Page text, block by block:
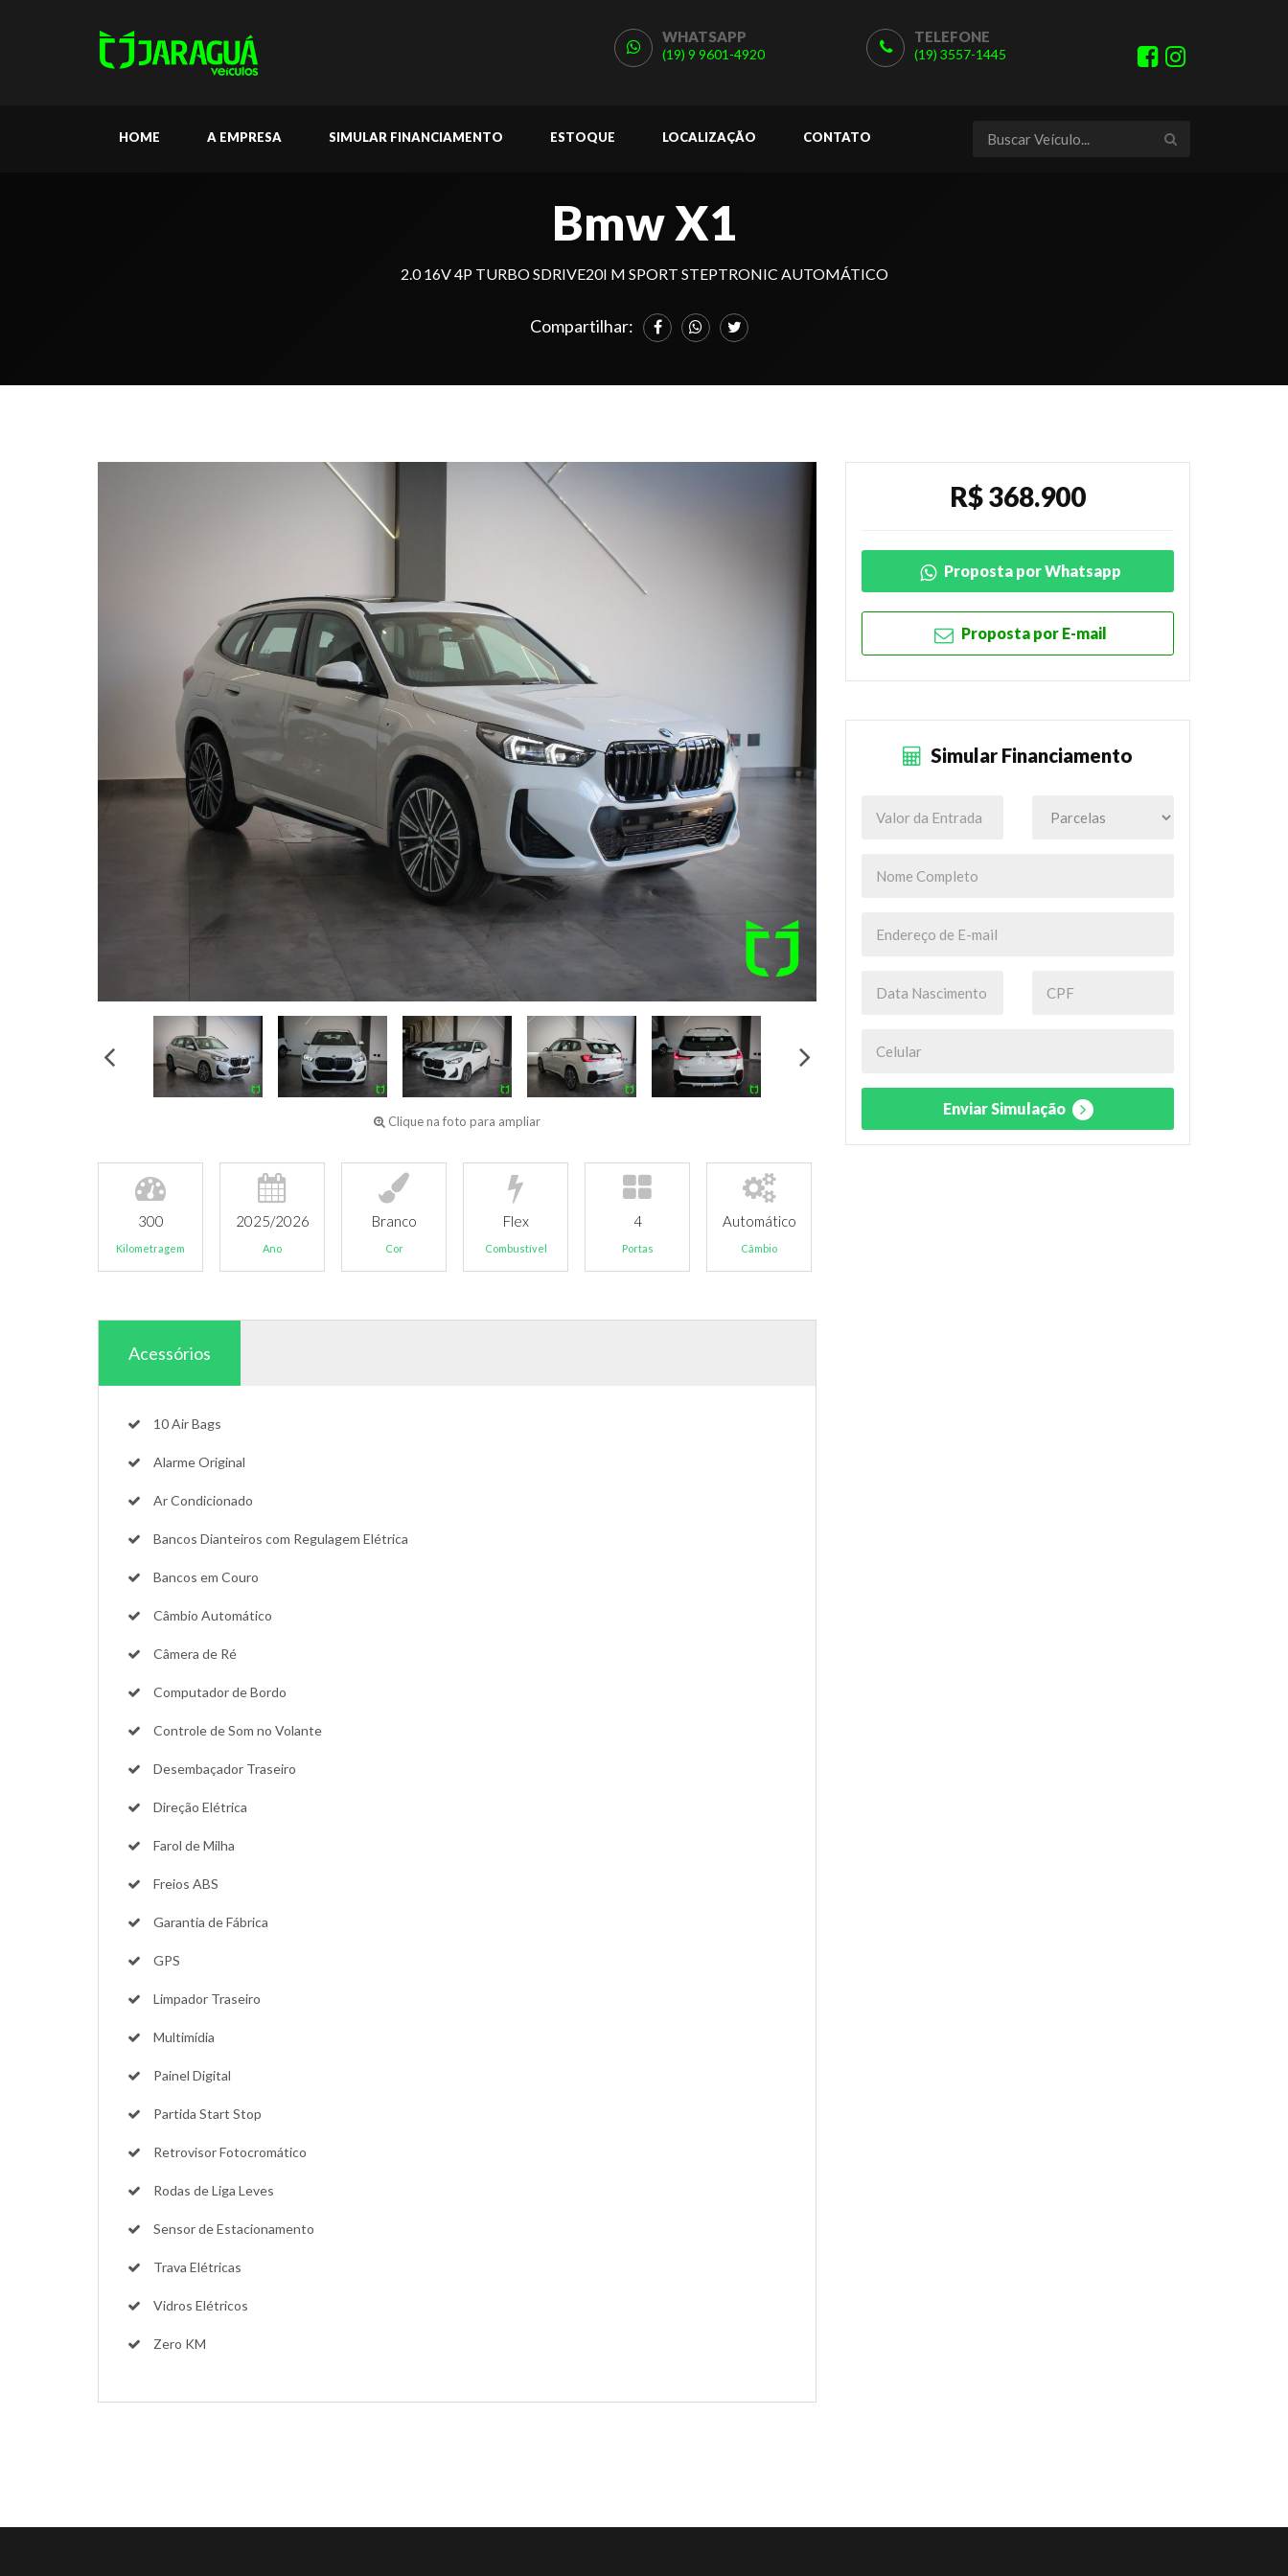
WHATSAPP
(19) 9 9601-4920
TELEFONE
(19) 3557-1445
HOME A EMPRESA SIMULAR FINANCIAMENTO ESTOQUE LOCALIZAÇÃO CONTATO
Bmw X1
2.0 16V 4P TURBO SDRIVE20I M SPORT STEPTRONIC AUTOMÁTICO
Compartilhar:
Clique na foto para ampliar
300
Kilometragem
2025/2026
Ano
Branco
Cor
Flex
Combustível
4
Portas
Automático
Câmbio
Acessórios
10 Air Bags
Alarme Original
Ar Condicionado
Bancos Dianteiros com Regulagem Elétrica
Bancos em Couro
Câmbio Automático
Câmera de Ré
Computador de Bordo
Controle de Som no Volante
Desembaçador Traseiro
Direção Elétrica
Farol de Milha
Freios ABS
Garantia de Fábrica
GPS
Limpador Traseiro
Multimídia
Painel Digital
Partida Start Stop
Retrovisor Fotocromático
Rodas de Liga Leves
Sensor de Estacionamento
Trava Elétricas
Vidros Elétricos
Zero KM
R$ 368.900
Proposta por Whatsapp
Proposta por E-mail
Simular Financiamento
Enviar Simulação